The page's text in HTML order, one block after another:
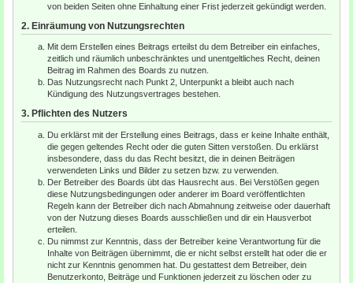
von beiden Seiten ohne Einhaltung einer Frist jederzeit gekündigt werden.
2. Einräumung von Nutzungsrechten
Mit dem Erstellen eines Beitrags erteilst du dem Betreiber ein einfaches,
zeitlich und räumlich unbeschränktes und unentgeltliches Recht, deinen
Beitrag im Rahmen des Boards zu nutzen.
Das Nutzungsrecht nach Punkt 2, Unterpunkt a bleibt auch nach
Kündigung des Nutzungsvertrages bestehen.
3. Pflichten des Nutzers
Du erklärst mit der Erstellung eines Beitrags, dass er keine Inhalte enthält,
die gegen geltendes Recht oder die guten Sitten verstoßen. Du erklärst
insbesondere, dass du das Recht besitzt, die in deinen Beiträgen
verwendeten Links und Bilder zu setzen bzw. zu verwenden.
Der Betreiber des Boards übt das Hausrecht aus. Bei Verstößen gegen
diese Nutzungsbedingungen oder anderer im Board veröffentlichten
Regeln kann der Betreiber dich nach Abmahnung zeitweise oder dauerhaft
von der Nutzung dieses Boards ausschließen und dir ein Hausverbot
erteilen.
Du nimmst zur Kenntnis, dass der Betreiber keine Verantwortung für die
Inhalte von Beiträgen übernimmt, die er nicht selbst erstellt hat oder die er
nicht zur Kenntnis genommen hat. Du gestattest dem Betreiber, dein
Benutzerkonto, Beiträge und Funktionen jederzeit zu löschen oder zu